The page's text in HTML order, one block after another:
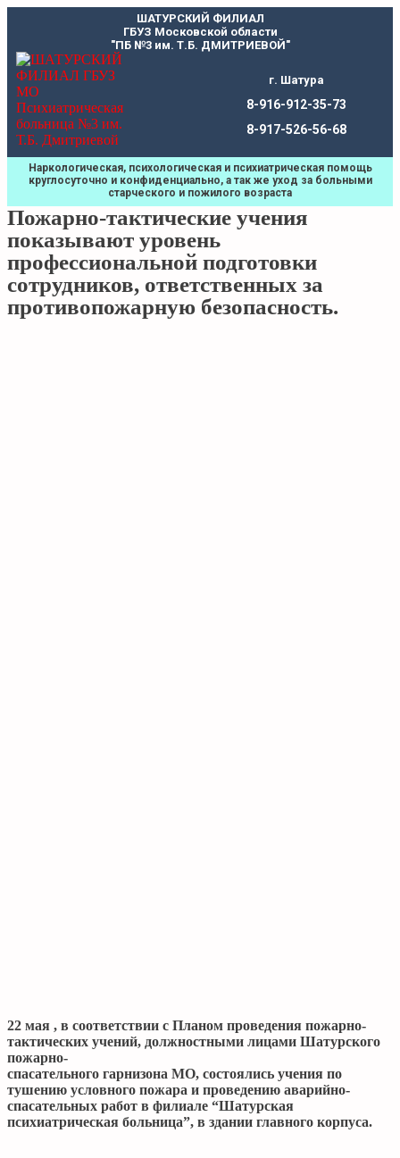
ШАТУРСКИЙ ФИЛИАЛ
ГБУЗ Московской области
"ПБ №3 им. Т.Б. ДМИТРИЕВОЙ"
г. Шатура
8-916-912-35-73
8-917-526-56-68
Наркологическая, психологическая и психиатрическая помощь
круглосуточно и конфиденциально, а так же уход за больными
старческого и пожилого возраста
Пожарно-тактические учения
показывают уровень
профессиональной подготовки
сотрудников, ответственных за
противопожарную безопасность.
22 мая , в соответствии с Планом проведения пожарно-
тактических учений, должностными лицами Шатурского
пожарно-
спасательного гарнизона МО, состоялись учения по
тушению условного пожара и проведению аварийно-
спасательных работ в филиале “Шатурская
психиатрическая больница”, в здании главного корпуса.